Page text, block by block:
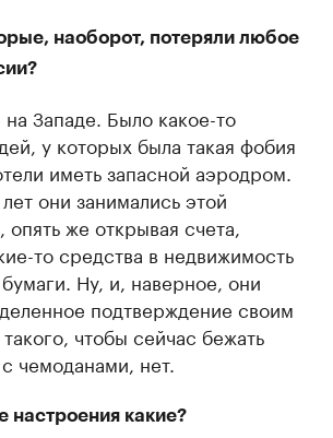
наоборот, потеряли любое
Западе. Было какое-то
у которых была такая фобия
иметь запасной аэродром.
они занимались этой
опять же открывая счета,
то средства в недвижимость
Ну, и, наверное, они
подтверждение своим
чтобы сейчас бежать
чемоданами, нет.
настроения какие?